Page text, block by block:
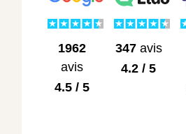
1962
avis
4.5 / 5
347avis
4.2 / 5